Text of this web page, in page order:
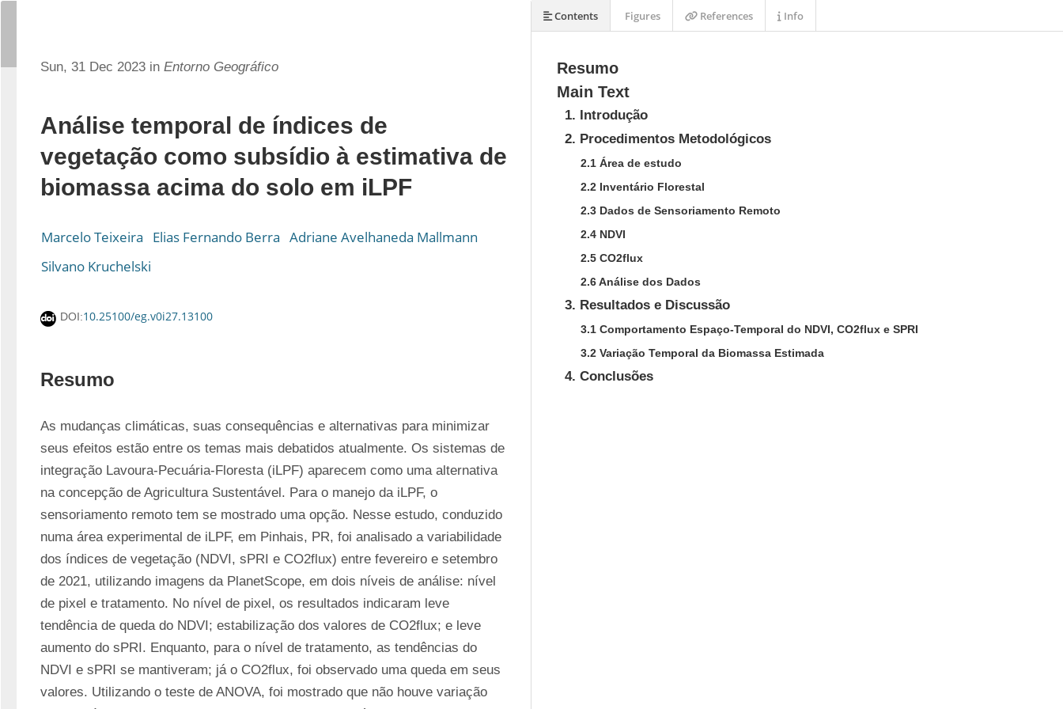
Sun, 31 Dec 2023 in Entorno Geográfico
Análise temporal de índices de
vegetação como subsídio à estimativa de
biomassa acima do solo em iLPF
Marcelo Teixeira Elias Fernando Berra Adriane Avelhaneda Mallmann
Silvano Kruchelski
DOI:10.25100/eg.v0i27.13100
Resumo
As mudanças climáticas, suas consequências e alternativas para minimizar
seus efeitos estão entre os temas mais debatidos atualmente. Os sistemas de
integração Lavoura-Pecuária-Floresta (iLPF) aparecem como uma alternativa
na concepção de Agricultura Sustentável. Para o manejo da iLPF, o
sensoriamento remoto tem se mostrado uma opção. Nesse estudo, conduzido
numa área experimental de iLPF, em Pinhais, PR, foi analisado a variabilidade
dos índices de vegetação (NDVI, sPRI e CO2flux) entre fevereiro e setembro
de 2021, utilizando imagens da PlanetScope, em dois níveis de análise: nível
de pixel e tratamento. No nível de pixel, os resultados indicaram leve
tendência de queda do NDVI; estabilização dos valores de CO2flux; e leve
aumento do sPRI. Enquanto, para o nível de tratamento, as tendências do
NDVI e sPRI se mantiveram; já o CO2flux, foi observado uma queda em seus
valores. Utilizando o teste de ANOVA, foi mostrado que não houve variação
Resumo
Main Text
1. Introdução
2. Procedimentos Metodológicos
2.1 Área de estudo
2.2 Inventário Florestal
2.3 Dados de Sensoriamento Remoto
2.4 NDVI
2.5 CO2flux
2.6 Análise dos Dados
3. Resultados e Discussão
3.1 Comportamento Espaço-Temporal do NDVI, CO2flux e SPRI
3.2 Variação Temporal da Biomassa Estimada
4. Conclusões
Contents Figures References Info